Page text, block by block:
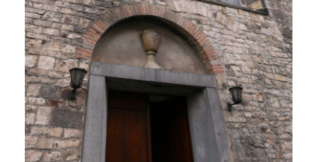
O NÁS
AKTIVITY
KOLUMBÁRIUM
KALENDÁŘ
KONTAKTY